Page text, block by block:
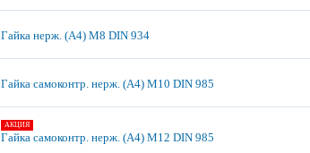
Гайка нерж. (А4) М8 DIN 934
Гайка самоконтр. нерж. (А4) М10 DIN 985
АКЦИЯ
Гайка самоконтр. нерж. (А4) М12 DIN 985